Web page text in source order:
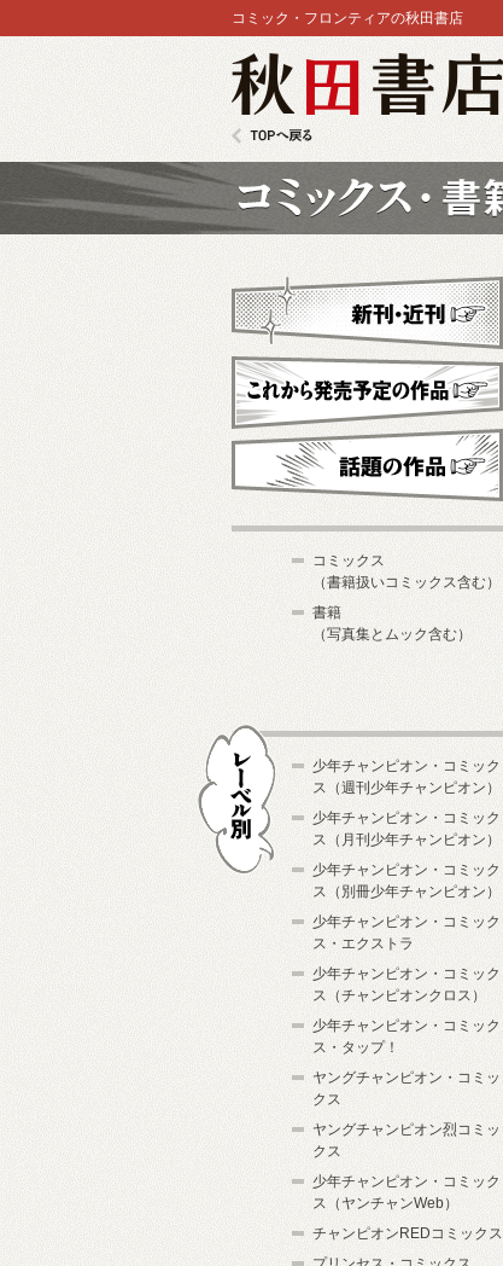
コミック・フロンティアの秋田書店
新刊・近刊
これから発売予定
コミックス
（書籍扱いコミックス含む）
書籍
（写真集とムック含む）
少年チャンピオン・コミック
ス（週刊少年チャンピオン）
少年チャンピオン・コミック
ス（月刊少年チャンピオン）
少年チャンピオン・コミック
ス（別冊少年チャンピオン）
少年チャンピオン・コミック
ス・エクストラ
少年チャンピオン・コミック
ス（チャンピオンクロス）
少年チャンピオン・コミック
ス・タップ！
ヤングチャンピオン・コミッ
クス
ヤングチャンピオン烈コミッ
クス
少年チャンピオン・コミック
ス（ヤンチャンWeb）
チャンピオンREDコミックス